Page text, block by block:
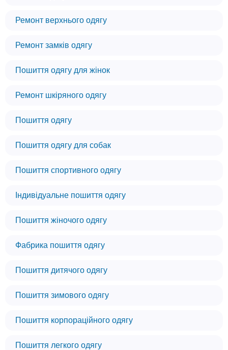
Ремонт верхнього одягу
Ремонт замків одягу
Пошиття одягу для жінок
Ремонт шкіряного одягу
Пошиття одягу
Пошиття одягу для собак
Пошиття спортивного одягу
Індивідуальне пошиття одягу
Пошиття жіночого одягу
Фабрика пошиття одягу
Пошиття дитячого одягу
Пошиття зимового одягу
Пошиття корпораційного одягу
Пошиття легкого одягу